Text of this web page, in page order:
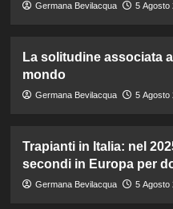
Germana Bevilacqua 5 Agosto
La solitudine associata
mondo
Germana Bevilacqua 5 Agosto
Trapianti in Italia: nel
secondi in Europa per
Germana Bevilacqua 5 Agosto